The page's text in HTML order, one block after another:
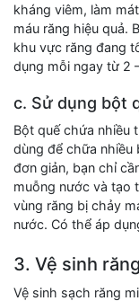
kháng viêm, làm
máu răng hiệu quả.
khu vực răng đang
dụng mỗi ngay từ 2
c. Sử dụng bột
Bột quế chứa nhiều
dùng để chữa nhiều
đơn giản, bạn chỉ
muỗng nước và tạo
vùng răng bị chảy
nước. Có thể áp
3. Vệ sinh
Vệ sinh sạch răng